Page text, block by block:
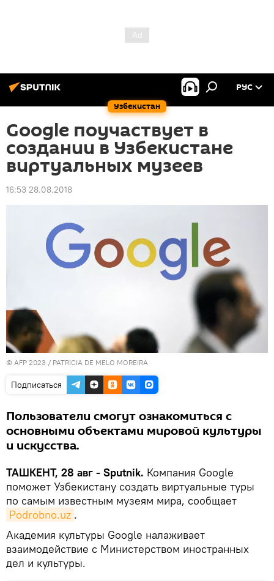
Узбекистан
РУС
Google поучаствует в
создании в Узбекистане
виртуальных музеев
16:53 28.08.2018
© AFP 2023 / PATRICIA DE MELO MOREIRA
Подписаться
Пользователи смогут ознакомиться с
основными объектами мировой культуры
и искусства.
ТАШКЕНТ, 28 авг - Sputnik. Компания Google
поможет Узбекистану создать виртуальные туры
по самым известным музеям мира, сообщает
Podrobno.uz .
Академия культуры Google налаживает
взаимодействие с Министерством иностранных
дел и культуры.